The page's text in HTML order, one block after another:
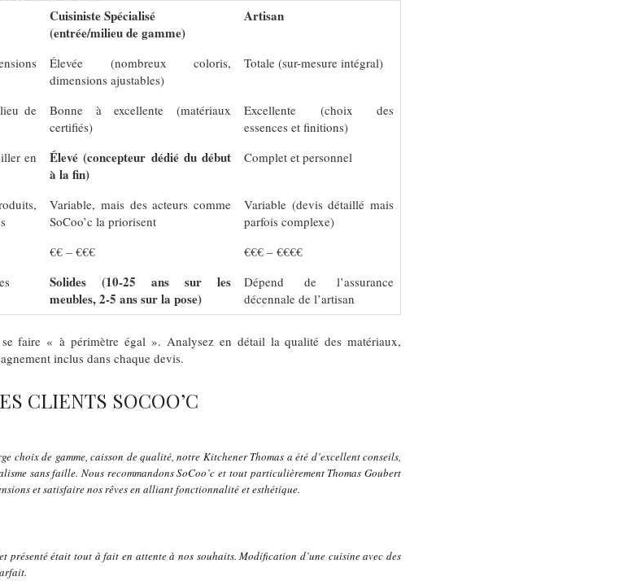
Cuisiniste Spécialisé
(entrée/milieu de gamme)
Artisan
Élevée (nombreux coloris,
dimensions ajustables)
Totale (sur-mesure intégral)
de
Bonne à excellente (matériaux
certifiés)
Excellente (choix des
essences et finitions)
en
Élevé (concepteur dédié du début
à la fin)
Complet et personnel
Variable, mais des acteurs comme
SoCoo’c la priorisent
Variable (devis détaillé mais
parfois complexe)
€€ – €€€ €€€ – €€€€
Solides (10-25 ans sur les
meubles, 2-5 ans sur la pose)
Dépend de l’assurance
décennale de l’artisan
faire « à périmètre égal ». Analysez en détail la qualité des matériaux,
inclus dans chaque devis.
CLIENTS SOCOO’C
choix de gamme, caisson de qualité, notre Kitchener Thomas a été d’excellent conseils,
sans faille. Nous recommandons SoCoo’c et tout particulièrement Thomas Goubert
et satisfaire nos rêves en alliant fonctionnalité et esthétique.
présenté était tout à fait en attente à nos souhaits. Modification d’une cuisine avec des